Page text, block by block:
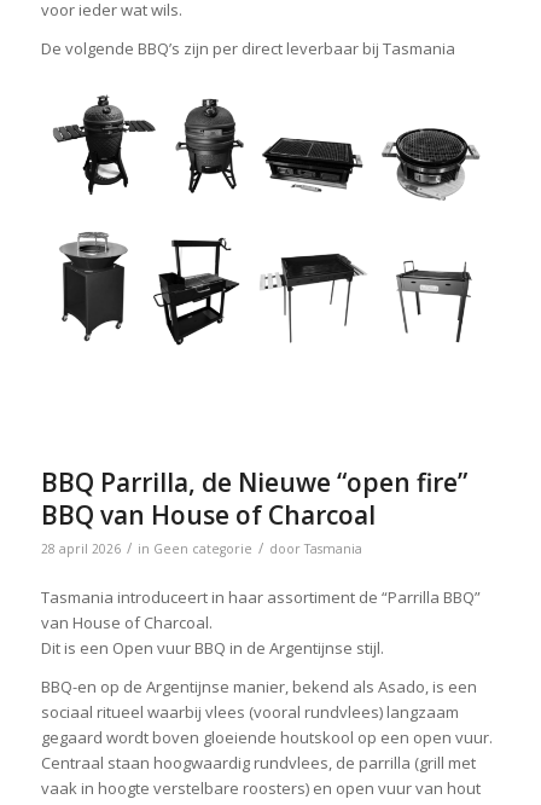
voor ieder wat wils.
De volgende BBQ’s zijn per direct leverbaar bij Tasmania
BBQ Parrilla, de Nieuwe “open fire”
BBQ van House of Charcoal
28 april 2026 / in Geen categorie / doorTasmania
Tasmania introduceert in haar assortiment de “Parrilla BBQ”
van House of Charcoal.
Dit is een Open vuur BBQ in de Argentijnse stijl.
BBQ-en op de Argentijnse manier, bekend als Asado, is een
sociaal ritueel waarbij vlees (vooral rundvlees) langzaam
gegaard wordt boven gloeiende houtskool op een open vuur.
Centraal staan hoogwaardig rundvlees, de parrilla (grill met
vaak in hoogte verstelbare roosters) en open vuur van hout